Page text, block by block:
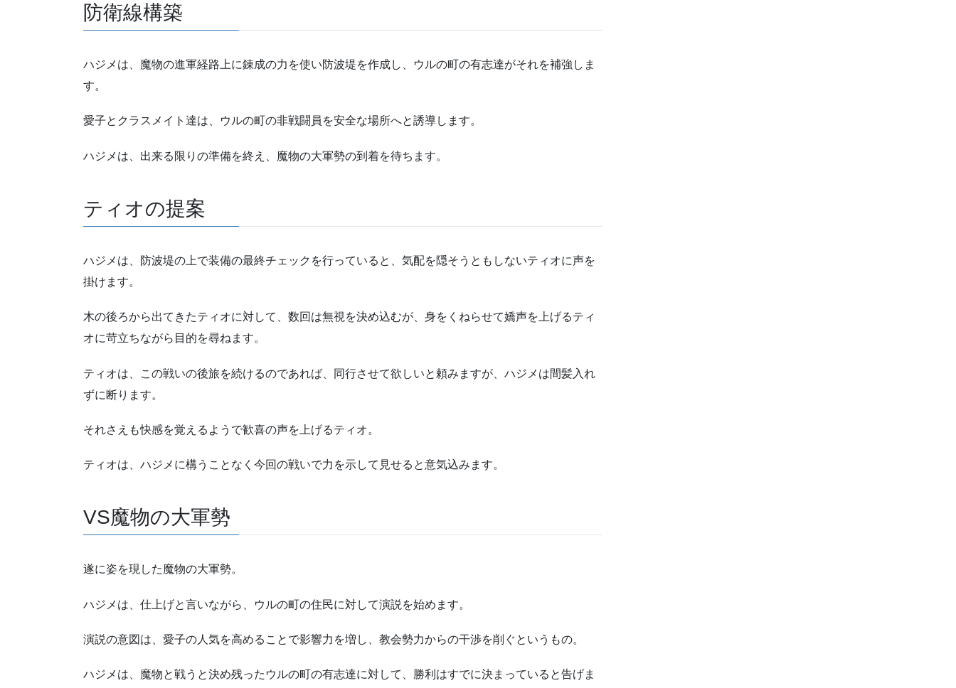
防衛線構築
ハジメは、魔物の進軍経路上に錬成の力を使い防波堤を作成し、ウルの町の有志達がそれを補強しま
す。
愛子とクラスメイト達は、ウルの町の非戦闘員を安全な場所へと誘導します。
ハジメは、出来る限りの準備を終え、魔物の大軍勢の到着を待ちます。
ティオの提案
ハジメは、防波堤の上で装備の最終チェックを行っていると、気配を隠そうともしないティオに声を
掛けます。
木の後ろから出てきたティオに対して、数回は無視を決め込むが、身をくねらせて嬌声を上げるティ
オに苛立ちながら目的を尋ねます。
ティオは、この戦いの後旅を続けるのであれば、同行させて欲しいと頼みますが、ハジメは間髪入れ
ずに断ります。
それさえも快感を覚えるようで歓喜の声を上げるティオ。
ティオは、ハジメに構うことなく今回の戦いで力を示して見せると意気込みます。
VS魔物の大軍勢
遂に姿を現した魔物の大軍勢。
ハジメは、仕上げと言いながら、ウルの町の住民に対して演説を始めます。
演説の意図は、愛子の人気を高めることで影響力を増し、教会勢力からの干渉を削ぐというもの。
ハジメは、魔物と戦うと決め残ったウルの町の有志達に対して、勝利はすでに決まっていると告げま